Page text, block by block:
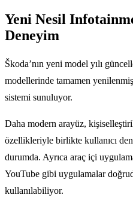
Yeni Nesil
Deneyim
Škoda’nın yeni model yılı
modellerinde tamamen
sistemi sunuluyor.
Daha modern arayüz,
özellikleriyle birlikte kullanıcı
durumda. Ayrıca araç içi
YouTube gibi uygulamalar
kullanılabiliyor.